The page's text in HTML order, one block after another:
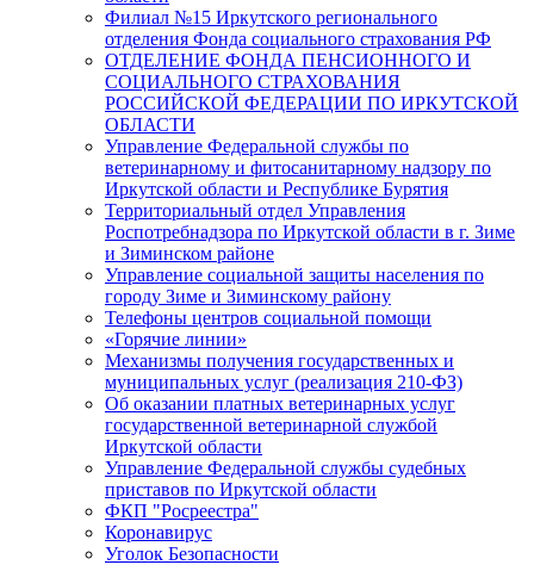
Филиал №15 Иркутского регионального
отделения Фонда социального страхования РФ
ОТДЕЛЕНИЕ ФОНДА ПЕНСИОННОГО И
СОЦИАЛЬНОГО СТРАХОВАНИЯ
РОССИЙСКОЙ ФЕДЕРАЦИИ ПО ИРКУТСКОЙ
ОБЛАСТИ
Управление Федеральной службы по
ветеринарному и фитосанитарному надзору по
Иркутской области и Республике Бурятия
Территориальный отдел Управления
Роспотребнадзора по Иркутской области в г. Зиме
и Зиминском районе
Управление социальной защиты населения по
городу Зиме и Зиминскому району
Телефоны центров социальной помощи
«Горячие линии»
Механизмы получения государственных и
муниципальных услуг (реализация 210-ФЗ)
Об оказании платных ветеринарных услуг
государственной ветеринарной службой
Иркутской области
Управление Федеральной службы судебных
приставов по Иркутской области
ФКП "Росреестра"
Коронавирус
Уголок Безопасности